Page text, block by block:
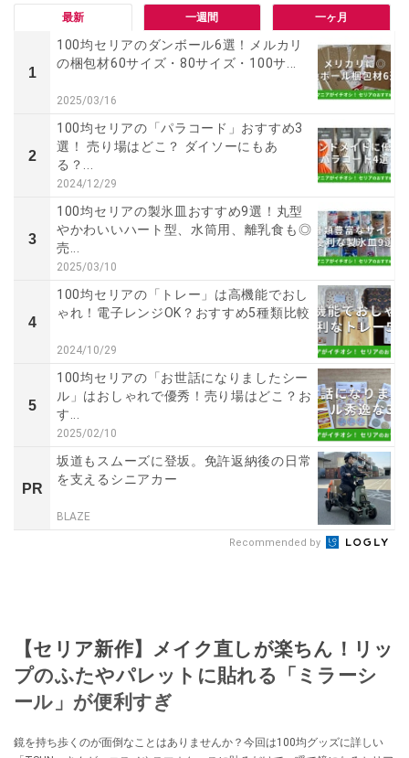
最新 一週間 一ヶ月
1
100均セリアのダンボール6選！メルカリ
の梱包材60サイズ・80サイズ・100サ...
2025/03/16
2
100均セリアの「パラコード」おすすめ3
選！ 売り場はどこ？ ダイソーにもあ
る？...
2024/12/29
3
100均セリアの製氷皿おすすめ9選！丸型
やかわいいハート型、水筒用、離乳食も◎
売...
2025/03/10
4
100均セリアの「トレー」は高機能でおし
ゃれ！電子レンジOK？おすすめ5種類比較
2024/10/29
5
100均セリアの「お世話になりましたシー
ル」はおしゃれで優秀！売り場はどこ？お
す...
2025/02/10
PR
坂道もスムーズに登坂。免許返納後の日常
を支えるシニアカー
BLAZE
Recommended by
【セリア新作】メイク直しが楽ちん！リッ
プのふたやパレットに貼れる「ミラーシ
ール」が便利すぎ
鏡を持ち歩くのが面倒なことはありませんか？今回は100均グッズに詳しい